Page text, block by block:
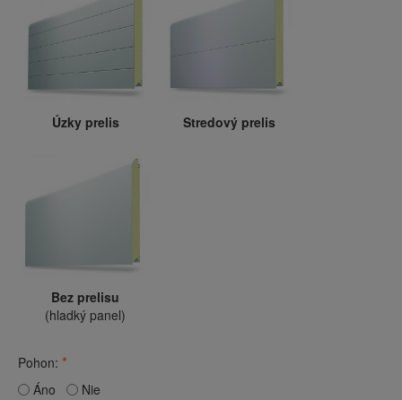
Úzky prelis Stredový prelis
Bez prelisu
(hladký panel)
Pohon: *
Áno Nie